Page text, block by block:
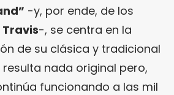
-y, por ende, de los
Travis-, se centra en la
de su clásica y tradicional
nada original pero,
funcionando a las mil